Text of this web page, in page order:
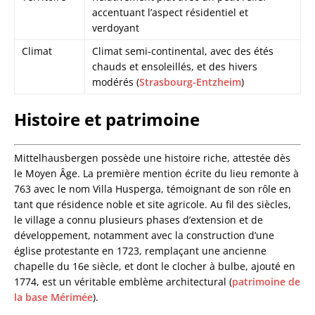
accentuant l’aspect résidentiel et
verdoyant
Climat
Climat semi-continental, avec des étés
chauds et ensoleillés, et des hivers
modérés (Strasbourg-Entzheim)
Histoire et patrimoine
Mittelhausbergen possède une histoire riche, attestée dès
le Moyen Âge. La première mention écrite du lieu remonte à
763 avec le nom Villa Husperga, témoignant de son rôle en
tant que résidence noble et site agricole. Au fil des siècles,
le village a connu plusieurs phases d’extension et de
développement, notamment avec la construction d’une
église protestante en 1723, remplaçant une ancienne
chapelle du 16e siècle, et dont le clocher à bulbe, ajouté en
1774, est un véritable emblème architectural (patrimoine de
la base Mérimée).